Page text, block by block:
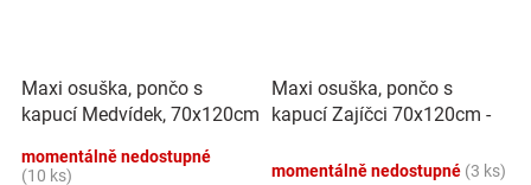
Maxi osuška, pončo s
kapucí Medvídek, 70x120cm
momentálně nedostupné
(10 ks)
Maxi osuška, pončo s
kapucí Zajíčci 70x120cm -
momentálně nedostupné (3 ks)